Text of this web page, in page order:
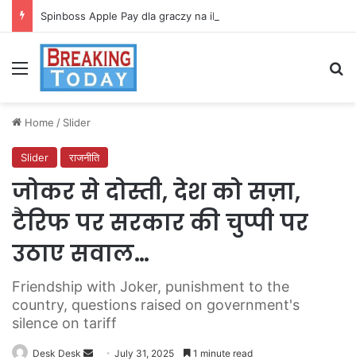
Spinboss Apple Pay dla graczy na iPhone
Menu
Home / Slider
Slider राजनीति
जोकर से दोस्ती, देश को सज़ा,
टैरिफ पर सरकार की चुप्पी पर
उठाए सवाल…
Friendship with Joker, punishment to the
country, questions raised on government's
silence on tariff
Desk Desk
SendJuly 31, 2025 1 minute read